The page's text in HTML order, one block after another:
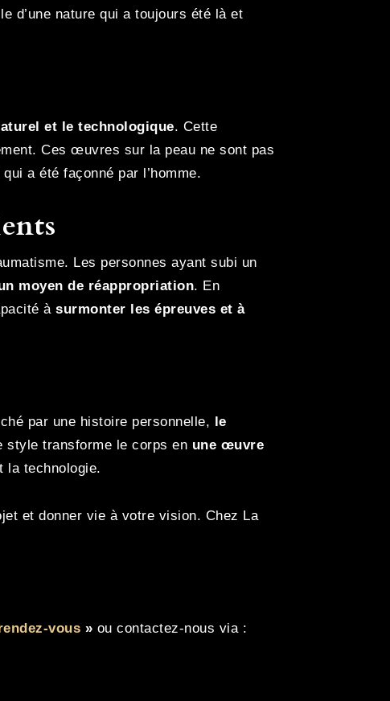
d’une nature qui a toujours été là et
et le technologique. Cette
Ces œuvres sur la peau ne sont pas
a été façonné par l’homme.
Les personnes ayant subi un
moyen de réappropriation. En
à surmonter les épreuves et à
par une histoire personnelle, le
style transforme le corps en une œuvre
la technologie.
et donner vie à votre vision. Chez La
vous » ou contactez-nous via :